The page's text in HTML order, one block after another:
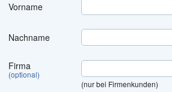
Vorname
Nachname
Firma
(optional)
(nur bei Firmenkunden)